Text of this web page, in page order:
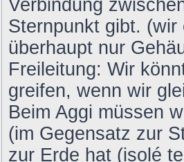
Verbindung
Sternpunkt gibt.
überhaupt nur
Freileitung: Wir
greifen, wenn wir
Beim Aggi müssen
(im Gegensatz zur
zur Erde hat (isolé